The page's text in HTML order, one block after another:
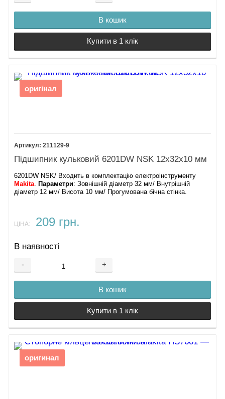
В кошик
Купити в 1 клік
оригінал
211129-9
Підшипник кульковий 6201DW NSK 12х32х10 мм
6201DW NSK/ Входить в комплектацію електроінструменту
Makita. Параметри: Зовнішній діаметр 32 мм/ Внутрішній
діаметр 12 мм/ Висота 10 мм/ Прогумована бічна стінка.
ЦІНА: 209 грн.
В наявності
- +
В кошик
Купити в 1 клік
оригинал